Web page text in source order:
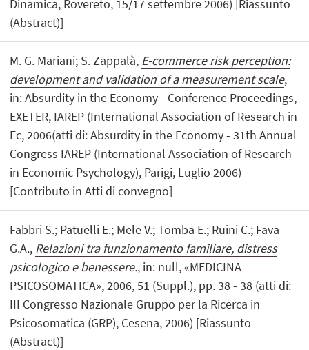
Dinamica, Rovereto, 15/17 settembre 2006) [Riassunto
(Abstract)]
M. G. Mariani; S. Zappalà, E-commerce risk perception:
development and validation of a measurement scale,
in: Absurdity in the Economy - Conference Proceedings,
EXETER, IAREP (International Association of Research in
Ec, 2006(atti di: Absurdity in the Economy - 31th Annual
Congress IAREP (International Association of Research
in Economic Psychology), Parigi, Luglio 2006)
[Contributo in Atti di convegno]
Fabbri S.; Patuelli E.; Mele V.; Tomba E.; Ruini C.; Fava
G.A., Relazioni tra funzionamento familiare, distress
psicologico e benessere., in: null, «MEDICINA
PSICOSOMATICA», 2006, 51 (Suppl.), pp. 38 - 38 (atti di:
III Congresso Nazionale Gruppo per la Ricerca in
Psicosomatica (GRP), Cesena, 2006) [Riassunto
(Abstract)]